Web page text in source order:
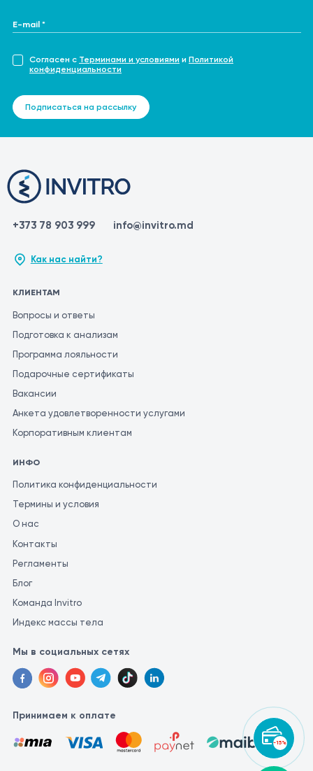
-15%
E-mail *
Согласен с Терминами и условиями и Политикой
конфиденциальности
Подписаться на рассылку
+373 78 903 999 info@invitro.md
Как нас найти?
КЛИЕНТАМ
Вопросы и ответы
Подготовка к анализам
Программа лояльности
Подарочные сертификаты
Вакансии
Анкета удовлетворенности услугами
Корпоративным клиентам
ИНФО
Политика конфиденциальности
Термины и условия
О нас
Контакты
Регламенты
Блог
Команда Invitro
Индекс массы тела
Мы в социальных сетях
Принимаем к оплате